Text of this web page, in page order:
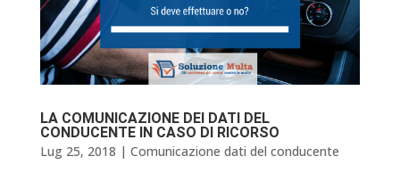
LA COMUNICAZIONE DEI DATI DEL
CONDUCENTE IN CASO DI RICORSO
Lug 25, 2018 | Comunicazione dati del conducente